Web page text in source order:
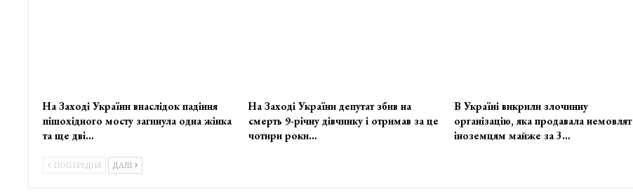
На Заході України внаслідок падіння
пішохідного мосту загинула одна жінка
та ще дві…
На Заході України депутат збив на
смерть 9-річну дівчинку і отримав за це
чотири роки…
В Україні викрили злочинну
організацію, яка продавала немовлят
іноземцям майже за 3…
ПОПЕРЕДНЯ ДАЛІ